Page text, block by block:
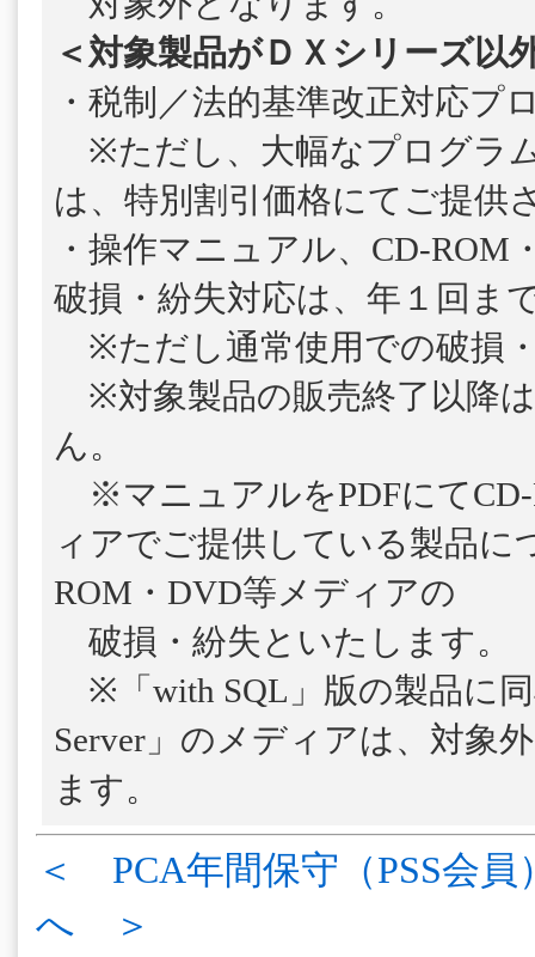
＜対象製品がＤＸシリーズ以
・税制／法的基準改正対応プ
※ただし、大幅なプログラ
は、特別割引価格にてご提供
・操作マニュアル、CD-ROM
破損・紛失対応は、年１回ま
※ただし通常使用での破損
※対象製品の販売終了以降
ん。
※マニュアルをPDFにてCD-
ィアでご提供している製品に
ROM・DVD等メディアの
破損・紛失といたします。
※「with SQL」版の製品に
Server」のメディアは、対象
ます。
＜ PCA年間保守（PSS会員
へ ＞